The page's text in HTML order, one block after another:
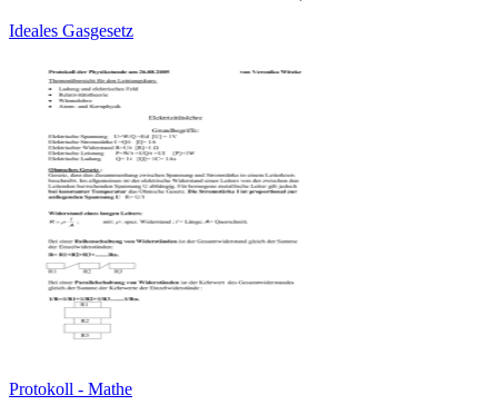
Ideales Gasgesetz
Protokoll - Mathe